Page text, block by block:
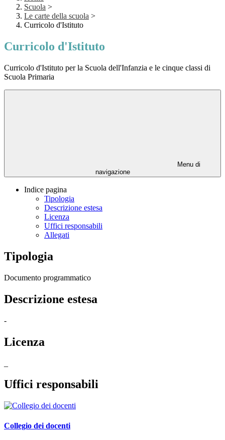
Scuola >
Le carte della scuola >
Curricolo d'Istituto
Curricolo d'Istituto
Curricolo d'Istituto per la Scuola dell'Infanzia e le cinque classi di
Scuola Primaria
Menu di
navigazione
Indice pagina
Tipologia
Descrizione estesa
Licenza
Uffici responsabili
Allegati
Tipologia
Documento programmatico
Descrizione estesa
-
Licenza
Uffici responsabili
Collegio dei docenti